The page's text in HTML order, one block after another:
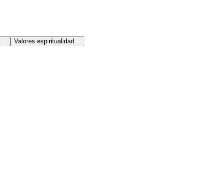
Valores espiritualidad